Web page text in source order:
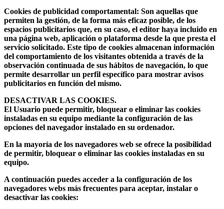
Cookies de publicidad comportamental: Son aquellas que
permiten la gestión, de la forma más eficaz posible, de los
espacios publicitarios que, en su caso, el editor haya incluido en
una página web, aplicación o plataforma desde la que presta el
servicio solicitado. Este tipo de cookies almacenan información
del comportamiento de los visitantes obtenida a través de la
observación continuada de sus hábitos de navegación, lo que
permite desarrollar un perfil específico para mostrar avisos
publicitarios en función del mismo.
DESACTIVAR LAS COOKIES.
El Usuario puede permitir, bloquear o eliminar las cookies
instaladas en su equipo mediante la configuración de las
opciones del navegador instalado en su ordenador.
En la mayoría de los navegadores web se ofrece la posibilidad
de permitir, bloquear o eliminar las cookies instaladas en su
equipo.
A continuación puedes acceder a la configuración de los
navegadores webs más frecuentes para aceptar, instalar o
desactivar las cookies: